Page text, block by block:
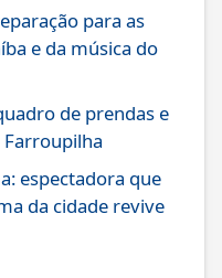
para as
e da música do
de prendas e
Farroupilha
espectadora que
da cidade revive